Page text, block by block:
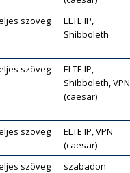
szöveg
ELTE IP,
Shibboleth
szöveg
ELTE IP,
Shibboleth, VPN
(caesar)
szöveg
ELTE IP, VPN
(caesar)
szöveg
szabadon